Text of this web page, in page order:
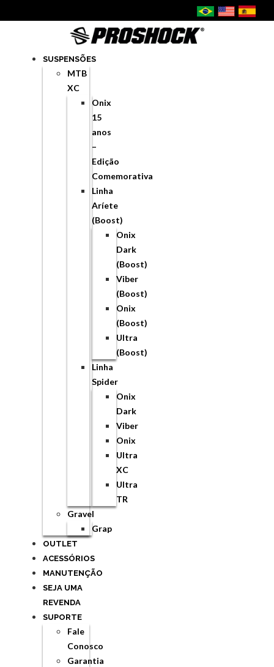
SUSPENSÕES
MTB
XC
Onix
15
anos
–
Edição
Comemorativa
Linha
Aríete
(Boost)
Onix
Dark
(Boost)
Viber
(Boost)
Onix
(Boost)
Ultra
(Boost)
Linha
Spider
Onix
Dark
Viber
Onix
Ultra
XC
Ultra
TR
Gravel
Grap
OUTLET
ACESSÓRIOS
MANUTENÇÃO
SEJA UMA
REVENDA
SUPORTE
Fale
Conosco
Garantia